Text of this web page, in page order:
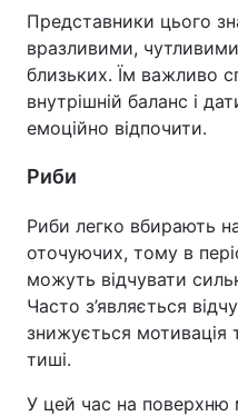
Представники цього
вразливими,
близьких. Їм важливо
внутрішній баланс і
емоційно відпочити.
Риби
Риби легко вбирають
оточуючих, тому в
можуть відчувати
Часто з’являється
знижується мотивація
тиші.
У цей час на поверхню